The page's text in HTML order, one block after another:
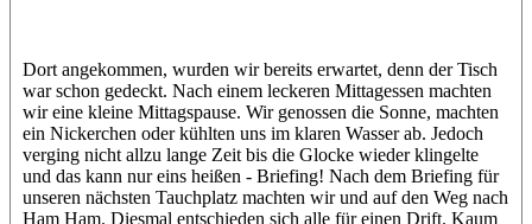
Dort angekommen, wurden wir bereits erwartet, denn der Tisch
war schon gedeckt. Nach einem leckeren Mittagessen machten
wir eine kleine Mittagspause. Wir genossen die Sonne, machten
ein Nickerchen oder kühlten uns im klaren Wasser ab. Jedoch
verging nicht allzu lange Zeit bis die Glocke wieder klingelte
und das kann nur eins heißen - Briefing! Nach dem Briefing für
unseren nächsten Tauchplatz machten wir und auf den Weg nach
Ham Ham. Diesmal entschieden sich alle für einen Drift. Kaum